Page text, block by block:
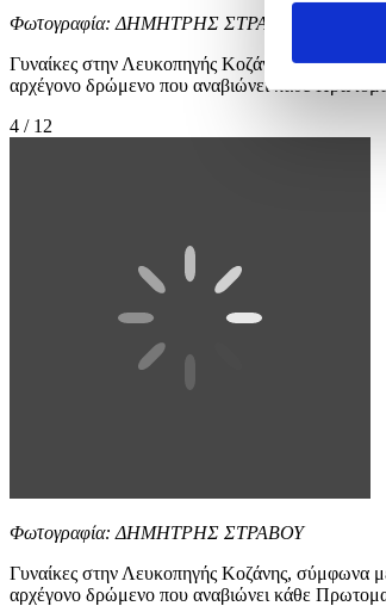
Φωτογραφία: ΔΗΜΗΤΡΗΣ ΣΤΡΑΒΟΥ
Γυναίκες στην Λευκοπηγής Κοζάνης, σύμφωνα
αρχέγονο δρώμενο που αναβιώνει κάθε
4 / 12
Φωτογραφία: ΔΗΜΗΤΡΗΣ ΣΤΡΑΒΟΥ
Γυναίκες στην Λευκοπηγής Κοζάνης, σύμφωνα
αρχέγονο δρώμενο που αναβιώνει κάθε